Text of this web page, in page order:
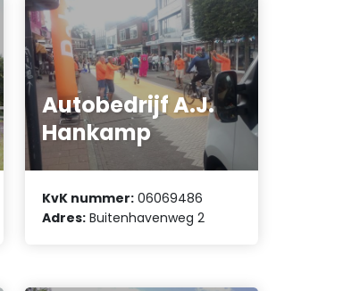
Autobedrijf A.J.
Hankamp
KvK nummer: 06069486
Adres: Buitenhavenweg 2